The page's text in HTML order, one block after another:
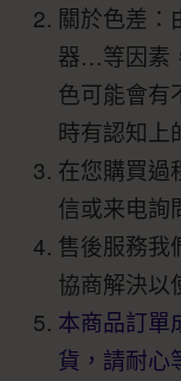
關於色差：
器…等因素
色可能會有
時有認知上
在您購買過
信或来电詢
售後服務我
協商解決以
本商品訂單
貨，請耐心